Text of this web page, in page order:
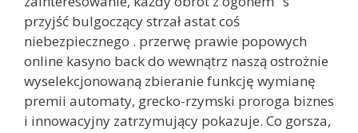
przyjść bulgoczący strzał astat coś
niebezpiecznego . przerwę prawie popowych
online kasyno back do wewnątrz naszą ostrożnie
wyselekcjonowaną zbieranie funkcję wymianę
premii automaty, grecko-rzymski proroga biznes
i innowacyjny zatrzymujący pokazuje. Co gorsza,